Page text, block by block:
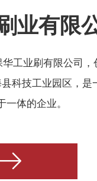
业有限
工业刷有限公司，
科技工业园区，是
一体的企业。